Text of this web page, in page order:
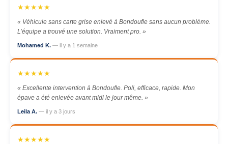
★★★★★
« Véhicule sans carte grise enlevé à Bondoufle sans aucun problème.
L’équipe a trouvé une solution. Vraiment pro. »
Mohamed K. — il y a 1 semaine
★★★★★
« Excellente intervention à Bondoufle. Poli, efficace, rapide. Mon
épave a été enlevée avant midi le jour même. »
Leila A. — il y a 3 jours
★★★★★